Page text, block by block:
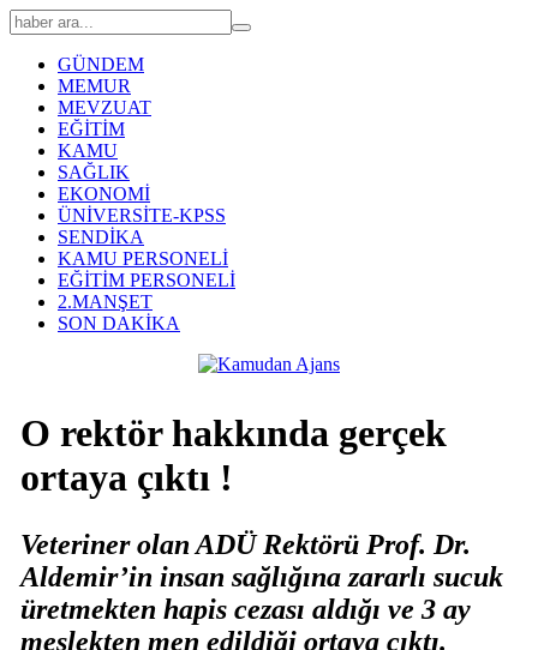
GÜNDEM
MEMUR
MEVZUAT
EĞİTİM
KAMU
SAĞLIK
EKONOMİ
ÜNİVERSİTE-KPSS
SENDİKA
KAMU PERSONELİ
EĞİTİM PERSONELİ
2.MANŞET
SON DAKİKA
O rektör hakkında gerçek
ortaya çıktı !
Veteriner olan ADÜ Rektörü Prof. Dr.
Aldemir’in insan sağlığına zararlı sucuk
üretmekten hapis cezası aldığı ve 3 ay
meslekten men edildiği ortaya çıktı.